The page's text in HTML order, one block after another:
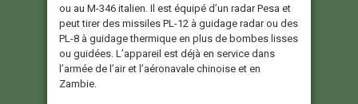
ou au M-346 italien. Il est équipé d’un radar Pesa et
peut tirer des missiles PL-12 à guidage radar ou des
PL-8 à guidage thermique en plus de bombes lisses
ou guidées. L’appareil est déjà en service dans
l’armée de l’air et l’aéronavale chinoise et en
Zambie.